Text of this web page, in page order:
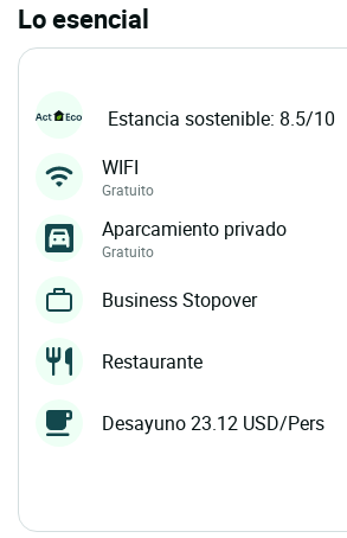
Lo esencial
Estancia sostenible: 8.5/10
WIFI
Gratuito
Aparcamiento privado
Gratuito
Business Stopover
Restaurante
Desayuno 23.12 USD/Pers